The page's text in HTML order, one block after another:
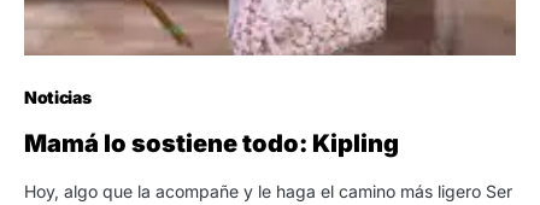
Noticias
Mamá lo sostiene todo: Kipling
Hoy, algo que la acompañe y le haga el camino más ligero Ser